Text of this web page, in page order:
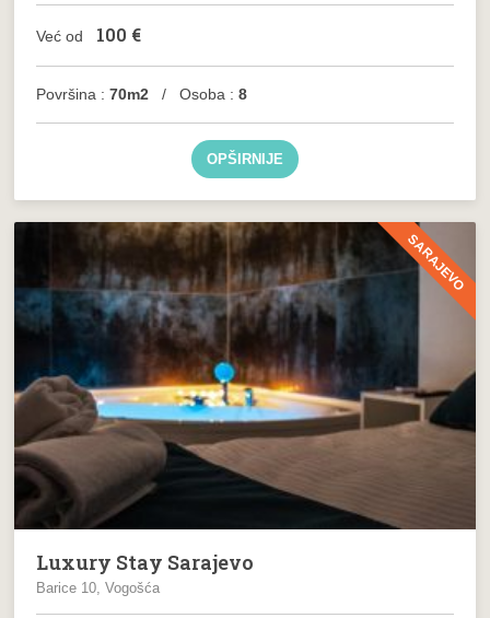
Već od 100 €
Površina : 70m2 / Osoba :8
OPŠIRNIJE
SARAJEVO
Luxury Stay Sarajevo
Barice 10, Vogošća